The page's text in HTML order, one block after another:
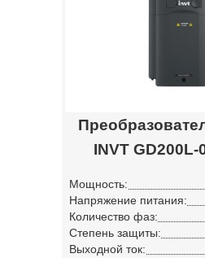
INVT GD200L-
Мощность:
Напряжение питания:
Количество фаз:
Степень защиты:
Выходной ток: